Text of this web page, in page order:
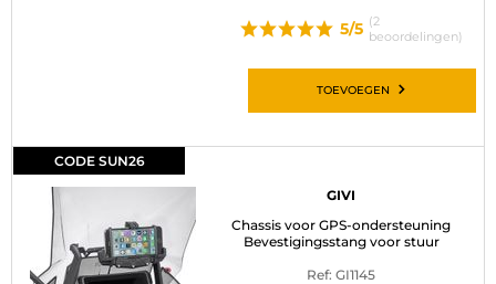
5/5 (2
beoordelingen)
TOEVOEGEN
CODE SUN26
GIVI
Chassis voor GPS-ondersteuning
Bevestigingsstang voor stuur
Ref: GI1145